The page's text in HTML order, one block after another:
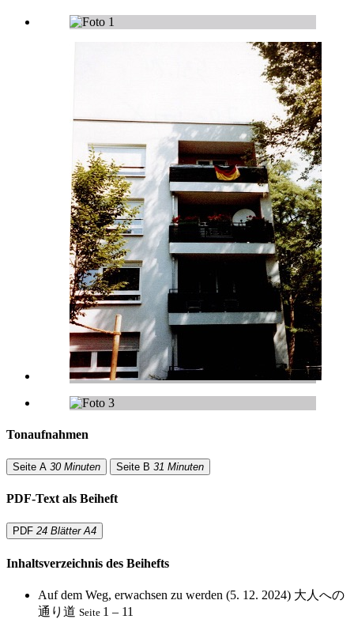
Tonaufnahmen
Seite A 30 Minuten Seite B 31 Minuten
PDF-Text als Beiheft
PDF 24 Blätter A4
Inhaltsverzeichnis des Beihefts
Auf dem Weg, erwachsen zu werden (5. 12. 2024) 大人への
通り道 Seite 1 – 11